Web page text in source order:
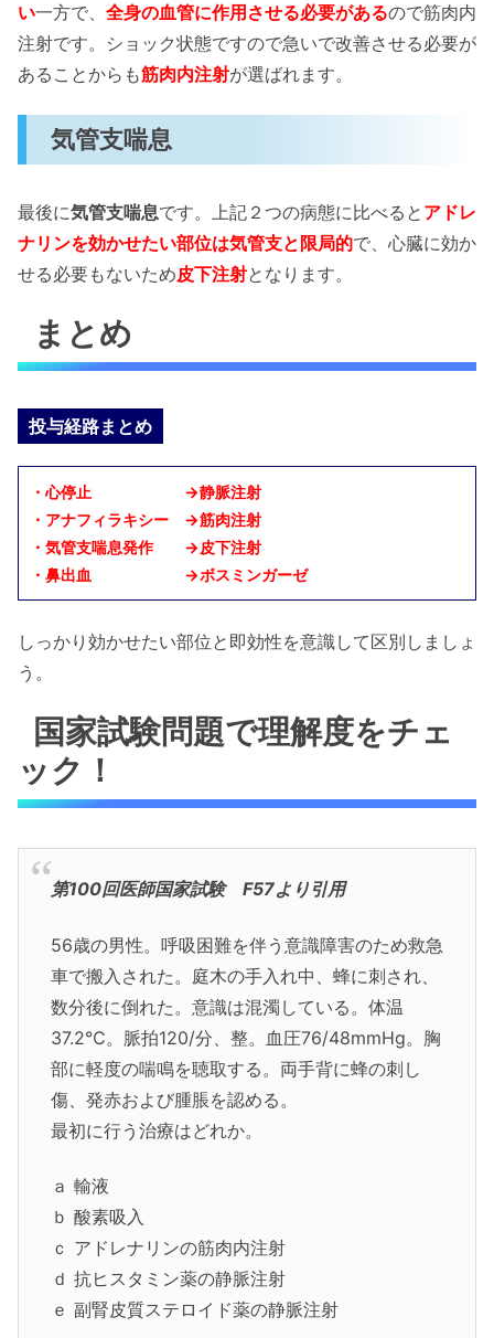
い一方で、 全身の血管に作用させる必要があるので筋肉内
注射です。ショック状態ですので急いで改善させる必要が
あることからも筋肉内注射が選ばれます。
気管支喘息
最後に気管支喘息です。上記２つの病態に比べると アドレ
ナリンを効かせたい部位は気管支と限局的で、心臓に効か
せる必要もないため皮下注射となります。
まとめ
投与経路まとめ
・心停止 →静脈注射
・アナフィラキシー →筋肉注射
・気管支喘息発作 →皮下注射
・鼻出血 →ボスミンガーゼ
しっかり効かせたい部位と即効性を意識して区別しましょ
う。
国家試験問題で理解度をチェ
ック！
第100回医師国家試験 F57より引用
56歳の男性。呼吸困難を伴う意識障害のため救急
車で搬入された。庭木の手入れ中、蜂に刺され、
数分後に倒れた。意識は混濁している。体温
37.2℃。脈拍120/分、整。血圧76/48mmHg。胸
部に軽度の喘鳴を聴取する。両手背に蜂の刺し
傷、発赤および腫脹を認める。
最初に行う治療はどれか。
ａ 輸液
ｂ 酸素吸入
ｃ アドレナリンの筋肉内注射
ｄ 抗ヒスタミン薬の静脈注射
ｅ 副腎皮質ステロイド薬の静脈注射